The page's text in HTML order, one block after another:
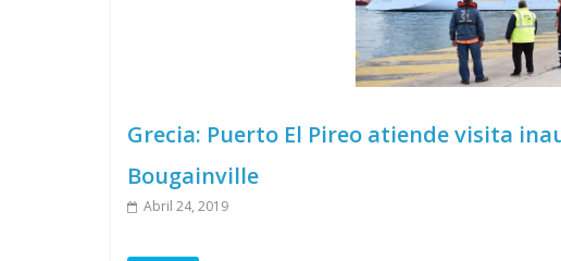
Grecia: Puerto El Pireo atiende visita
Bougainville
Abril 24, 2019